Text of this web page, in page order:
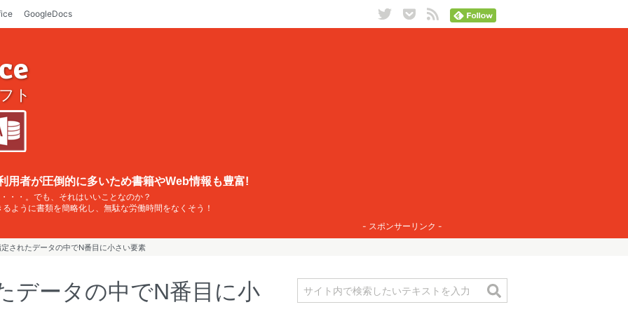
GoogleDocs
ト
用者が圧倒的に多いため書籍やWeb情報も豊富!
・・。でも、それはいいことなのか？
ように書類を簡略化し、無駄な労働時間をなくそう！
- スポンサーリンク -
されたデータの中でN番目に小さい要素
データの中でN番目に小